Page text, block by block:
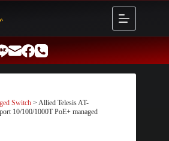
Switch > Allied Telesis AT-
10/100/1000T PoE+ managed